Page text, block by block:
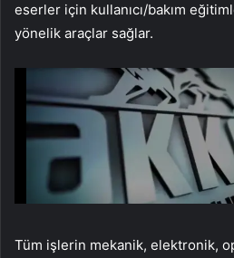
eserler için kullanıcı/bakım
yönelik araçlar sağlar.
Tüm işlerin mekanik, elektronik,